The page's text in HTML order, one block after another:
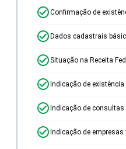
Confirmação de
Dados cadastrais
Situação na Receita
Indicação de
Indicação de consultas
Indicação de